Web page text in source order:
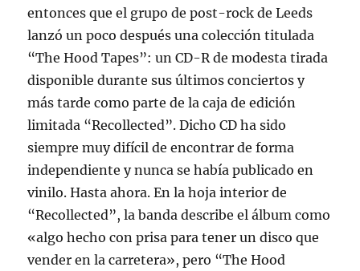
entonces que el grupo de post-rock de Leeds
lanzó un poco después una colección titulada
“The Hood Tapes”: un CD-R de modesta tirada
disponible durante sus últimos conciertos y
más tarde como parte de la caja de edición
limitada “Recollected”. Dicho CD ha sido
siempre muy difícil de encontrar de forma
independiente y nunca se había publicado en
vinilo. Hasta ahora. En la hoja interior de
“Recollected”, la banda describe el álbum como
«algo hecho con prisa para tener un disco que
vender en la carretera», pero “The Hood